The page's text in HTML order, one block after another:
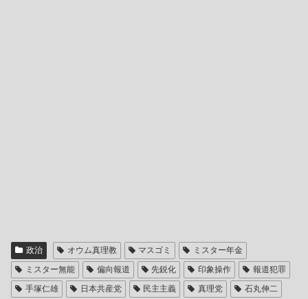
政治 オウム真理教 マスゴミ
ミスター年金
ミスター無能
偏向報道 先鋭化 印象操作
報道犯罪
手塚仁雄
日本共産党 民主主義 真理党
石丸伸二